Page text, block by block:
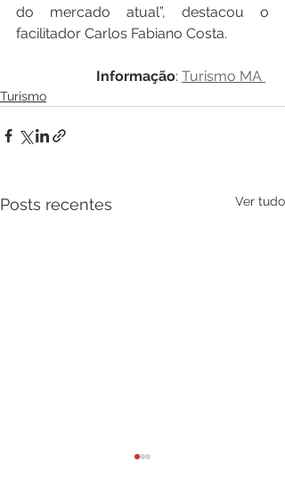
do mercado atual”, destacou o
facilitador Carlos Fabiano Costa.
Informação: Turismo MA
Turismo
Posts recentes Ver tudo